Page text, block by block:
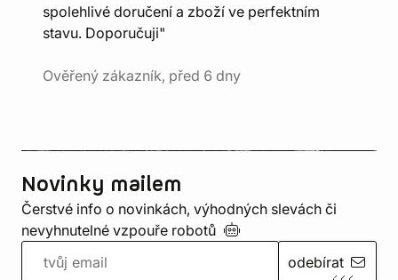
spolehlivé doručení a zboží ve perfektním
stavu. Doporučuji"
Ověřený zákazník, před 6 dny
Novinky mailem
Čerstvé info o novinkách, výhodných slevách či
nevyhnutelné vzpouře robotů
odebírat